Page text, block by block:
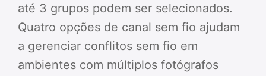
até 3 grupos podem ser selecionados.
Quatro opções de canal sem fio ajudam
a gerenciar conflitos sem fio em
ambientes com múltiplos fotógrafos